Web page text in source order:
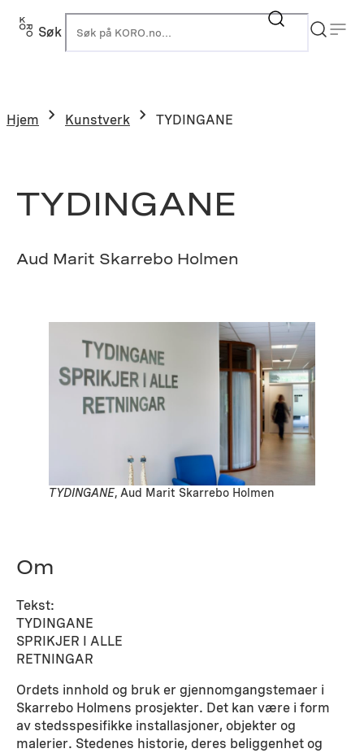
Hopp
Søk
Hjem Kunstverk TYDINGANE
TYDINGANE
Aud Marit Skarrebo Holmen
TYDINGANE, Aud Marit Skarrebo Holmen
Om
Tekst:
TYDINGANE
SPRIKJER I ALLE
RETNINGAR
Ordets innhold og bruk er gjennomgangstemaer i
Skarrebo Holmens prosjekter. Det kan være i form
av stedsspesifikke installasjoner, objekter og
malerier. Stedenes historie, deres beliggenhet og